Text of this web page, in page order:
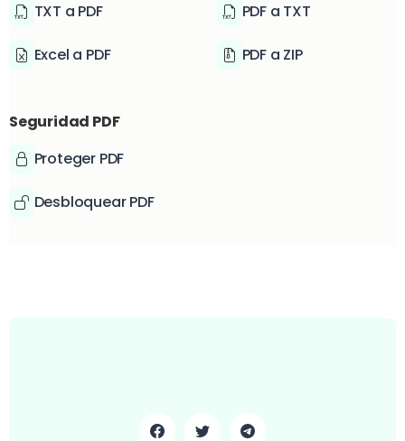
TXT a PDF
Excel a PDF
PDF a TXT
PDF a ZIP
Seguridad PDF
Proteger PDF
Desbloquear PDF